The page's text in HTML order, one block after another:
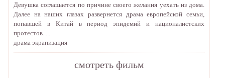
Девушка соглашается по причине своего желания уехать из дома.
Далее на наших глазах развернется драма европейской семьи,
попавшей в Китай в период эпидемий и националистских
протестов. ...
драма экранизация
cмотреть фильм